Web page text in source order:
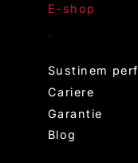
E-shop
.
Sustinem
Cariere
Garantie
Blog